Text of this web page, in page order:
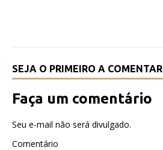
SEJA O PRIMEIRO A COMENTAR
Faça um comentário
Seu e-mail não será divulgado.
Comentário